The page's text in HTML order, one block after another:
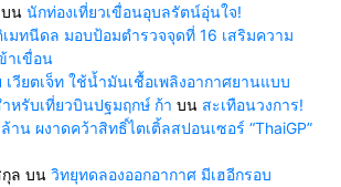
บน นักท่องเที่ยวเขื่อนอุบลรัตน์อุ่นใจ!
มทนีดล มอบป้อมตำรวจจุดที่ 16 เสริมความ
าเขื่อน
เวียตเจ็ท ใช้น้ำมันเชื้อเพลิงอากาศยานแบบ
หรับเที่ยวบินปฐมฤกษ์ ก้า บน สะเทือนวงการ!
าน ผงาดคว้าสิทธิ์ไตเติ้ลสปอนเซอร์ “ThaiGP”
ล บน วิทยุทดลองออกอากาศ มีเฮอีกรอบ